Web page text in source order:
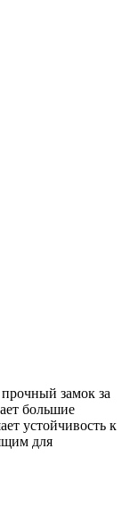
замок за
большие
устойчивость к
для